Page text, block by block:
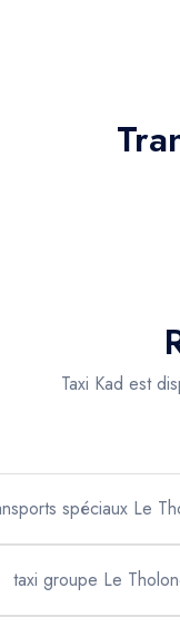
Taxi Kad est
spéciaux Le
taxi groupe Le